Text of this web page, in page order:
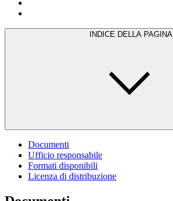
INDICE DELLA PAGINA
Documenti
Ufficio responsabile
Formati disponibili
Licenza di distribuzione